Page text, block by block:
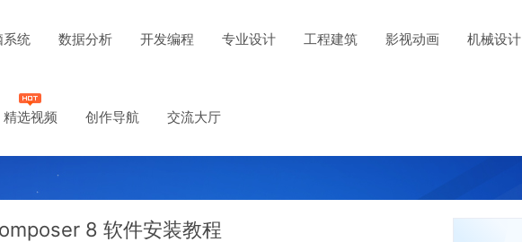
系统 数据分析 开发编程 专业设计 工程建筑 影视动画 机械设计
精选视频 创作导航 交流大厅
8 软件安装教程